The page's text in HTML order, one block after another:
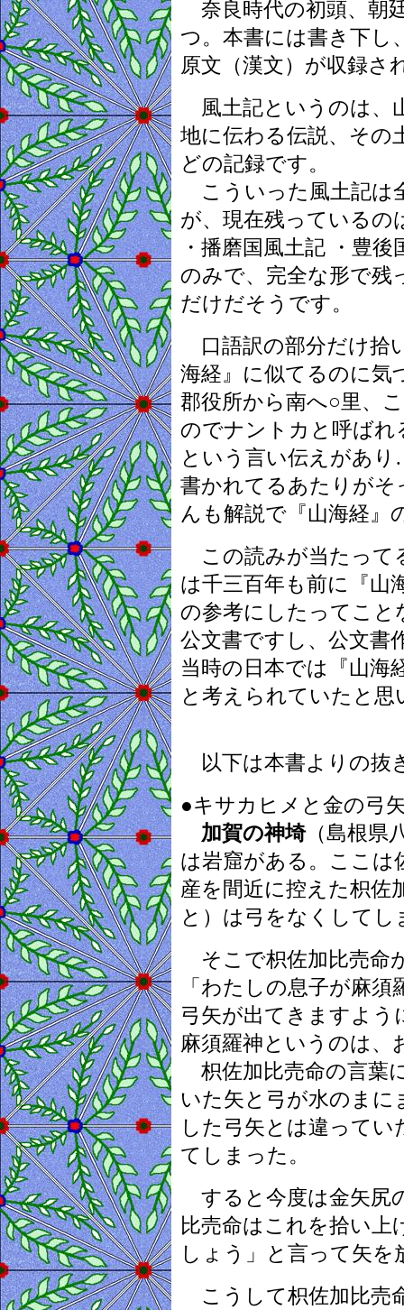
奈良時代の初頭、朝
つ。本書には書き下し
原文（漢文）が収録さ
風土記というのは、
地に伝わる伝説、その
どの記録です。
こういった風土記は
が、現在残っているの
・播磨国風土記 ・豊
のみで、完全な形で残
だけだそうです。
口語訳の部分だけ拾
海経』に似てるのに気
郡役所から南へ○里、
のでナントカと呼ば
という言い伝えがあ
書かれてるあたりがそ
んも解説で『山海経』
この読みが当たって
は千三百年も前に『山
の参考にしたってこと
公文書ですし、公文書
当時の日本では『山海
と考えられていたと思
以下は本書よりの抜
●キサカヒメと金の弓
加賀の神埼（島根県
は岩窟がある。ここは
産を間近に控えた枳佐
と）は弓をなくしてし
そこで枳佐加比売命
「わたしの息子が麻
弓矢が出てきますよう
麻須羅神というのは、
枳佐加比売命の言葉
いた矢と弓が水のま
した弓矢とは違って
てしまった。
すると今度は金矢尻
比売命はこれを拾い
しょう」と言って矢を
こうして枳佐加比売